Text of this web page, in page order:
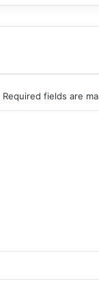
Required fields are